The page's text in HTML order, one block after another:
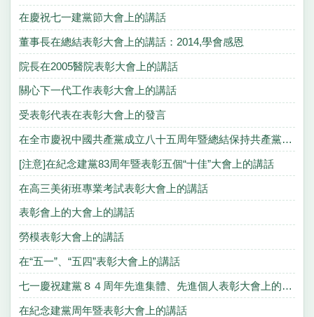
在慶祝七一建黨節大會上的講話
董事長在總結表彰大會上的講話：2014,學會感恩
院長在2005醫院表彰大會上的講話
關心下一代工作表彰大會上的講話
受表彰代表在表彰大會上的發言
在全市慶祝中國共產黨成立八十五周年暨總結保持共產黨員先進性教育活動大會上的講話
[注意]在紀念建黨83周年暨表彰五個“十佳”大會上的講話
在高三美術班專業考試表彰大會上的講話
表彰會上的大會上的講話
勞模表彰大會上的講話
在“五一”、“五四”表彰大會上的講話
七一慶祝建黨８４周年先進集體、先進個人表彰大會上的講話
在紀念建黨周年暨表彰大會上的講話